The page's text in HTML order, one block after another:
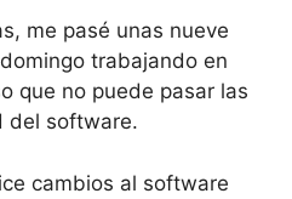
me pasé unas nueve
trabajando en
que no puede pasar las
del software.
cambios al software